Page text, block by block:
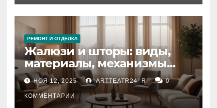
РЕМОНТ И ОТДЕЛКА
Жалюзи и шторы: виды,
материалы, механизмы
управления и уход
НОЯ 12, 2025 ARTTEATR24_R 0
КОММЕНТАРИИ